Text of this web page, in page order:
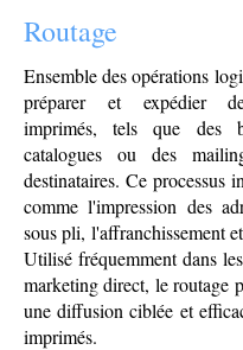
Routage
Ensemble des opérations
préparer et expédier
imprimés, tels que des
catalogues ou des
destinataires. Ce processus
comme l'impression des
sous pli, l'affranchissement
Utilisé fréquemment dans
marketing direct, le routage
une diffusion ciblée et
imprimés.